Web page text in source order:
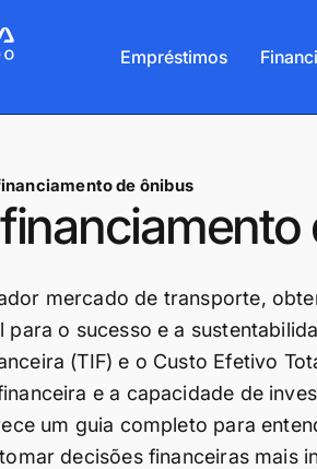
Empréstimos
de ônibus
mercado de transporte,
o sucesso e a
(TIF) e o Custo Efetivo
e a capacidade de
um guia completo para
decisões financeiras mais